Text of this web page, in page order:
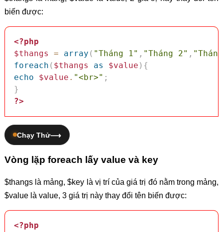
biến được:
<?php
$thangs
= array ( "Tháng 1" , "Tháng 2" ,
foreach ( $thangs as $value ) {
echo
$value . "<br>" ;
}
?>
Chạy Thử
Vòng lặp foreach lấy value và key
$thangs là mảng, $key là vị trí của giá trị đó nằm trong mảng,
$value là value, 3 giá trị này thay đổi tên biến được:
<?php